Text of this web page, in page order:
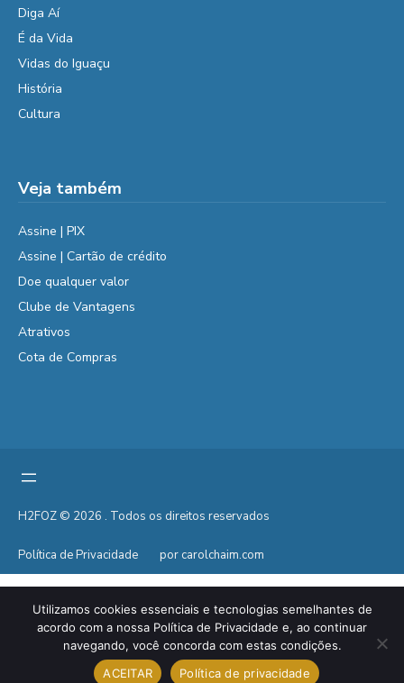
Diga Aí
É da Vida
Vidas do Iguaçu
História
Cultura
Veja também
Assine | PIX
Assine | Cartão de crédito
Doe qualquer valor
Clube de Vantagens
Atrativos
Cota de Compras
H2FOZ © 2026 . Todos os direitos reservados
Política de Privacidade por carolchaim.com
Utilizamos cookies essenciais e tecnologias semelhantes de
acordo com a nossa Política de Privacidade e, ao continuar
navegando, você concorda com estas condições.
ACEITAR
Política de privacidade